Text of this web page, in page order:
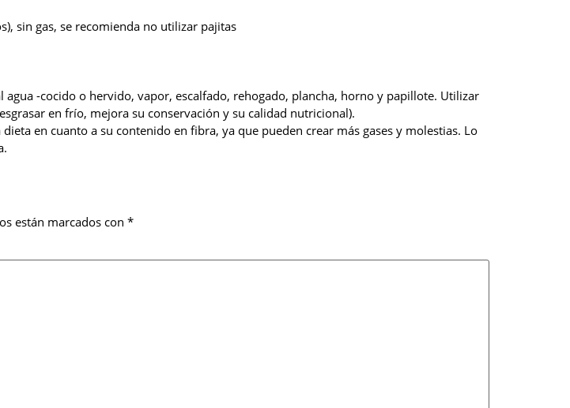
sin gas, se recomienda no utilizar pajitas
-cocido o hervido, vapor, escalfado, rehogado, plancha, horno y papillote. Utilizar
en frío, mejora su conservación y su calidad nutricional).
en cuanto a su contenido en fibra, ya que pueden crear más gases y molestias. Lo
están marcados con *